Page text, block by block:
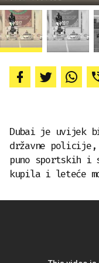
Dubai je uvijek
državne policije,
puno sportskih i
kupila i leteće